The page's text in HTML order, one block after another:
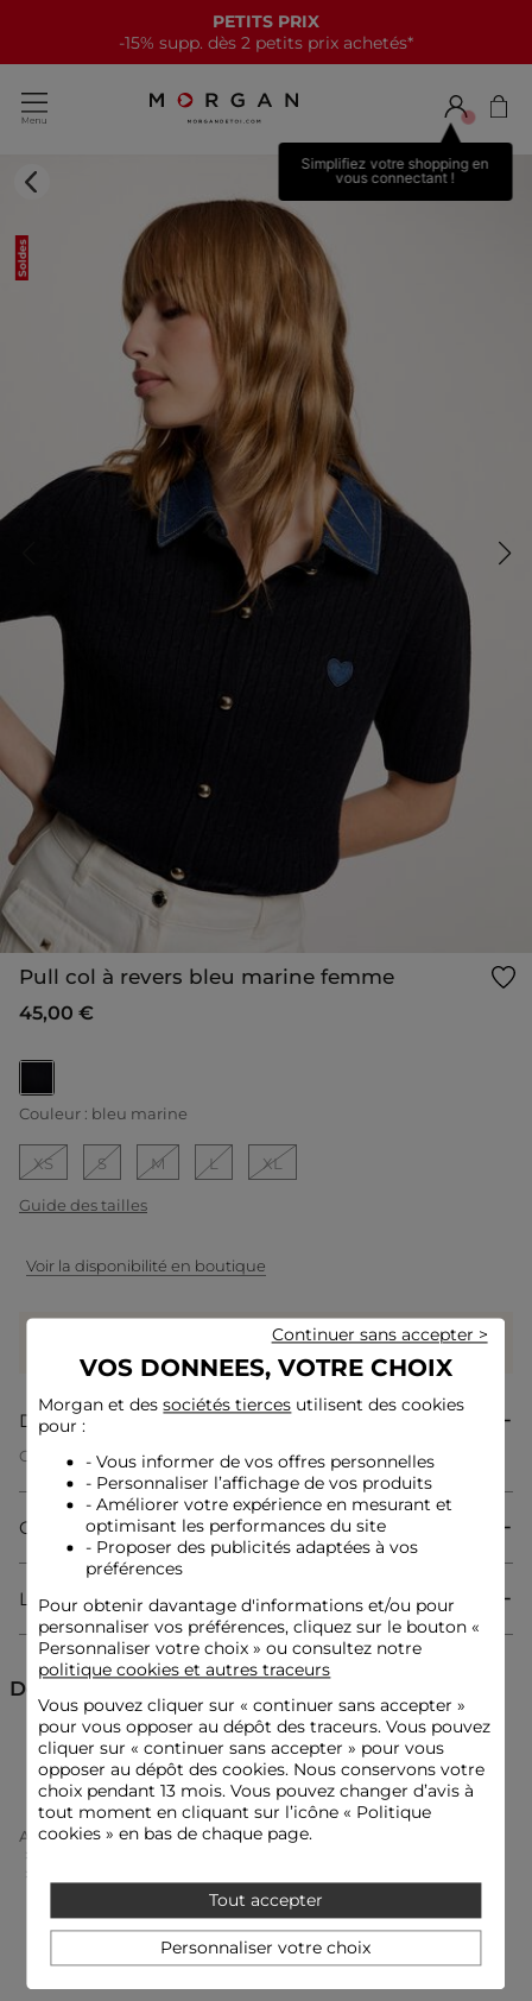
PETITS PRIX
-15% supp. dès 2 petits prix achetés*
Simplifiez votre shopping en
vous connectant !
Soldes
Pull col à revers bleu marine femme
45,00 €
selected
Couleur : bleu marine
XS S M L XL
Guide des tailles
Voir la disponibilité en boutique
45 coeurs grâce à ce produit
Description
Ce pull droit incarne l'élégance intemporelle avec son col à
revers, qui ajoute une touche chic et moderne. Sa coupe
droite s'adapte harmonieusement à toutes les morphologies,
offrant un style féminin et accessible. Un essentiel du dressing
pour allier sophistication et simplicité au quotidien.
Pull droit
Col à revers
Manches courtes
Boutonnée
Idées look
Le pull droit au col à revers s'associe parfaitement avec un
pantalon large et des sandales délicates pour une allure chic
décontractée.
Ce pull structuré se porte idéalement avec une jupe taille
haute et un sac élégant, créant un contraste moderne
empreint de féminité affirmée.
Conseil entretien
Composition & Entretien
Livraison & Retour
Découvrez aussi
Gilets courts Gilets
Accueil Vêtements Femme
Gilets Femme
VOS DONNEES, VOTRE CHOIX
Morgan et dessociétés tierces utilisent des cookies
pour :
- Vous informer de vos offres personnelles
- Personnaliser l’affichage de vos produits
- Améliorer votre expérience en mesurant et
optimisant les performances du site
- Proposer des publicités adaptées à vos
préférences
Pour obtenir davantage d'informations et/ou pour
personnaliser vos préférences, cliquez sur le bouton «
Personnaliser votre choix » ou consultez notre
politique cookies et autres traceurs
Vous pouvez cliquer sur « continuer sans accepter»
pour vous opposer au dépôt des traceurs. Vous pouvez
cliquer sur « continuer sans accepter » pour vous
opposer au dépôt des cookies. Nous conservons votre
choix pendant 13 mois. Vous pouvez changer d’avis à
tout moment en cliquant sur l’icône « Politique
cookies » en bas de chaque page.
Tout accepter
Continuer sans accepter >
Personnaliser votre choix